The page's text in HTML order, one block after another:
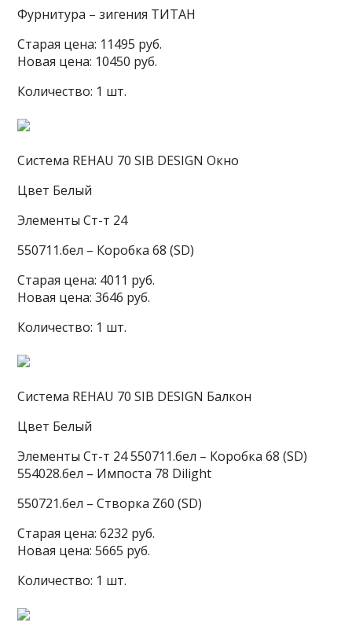
Фурнитура – зигения ТИТАН
Старая цена: 11495 руб.
Новая цена: 10450 руб.
Количество: 1 шт.
Система REHAU 70 SIB DESIGN Окно
Цвет Белый
Элементы Ст-т 24
550711.бел – Коробка 68 (SD)
Старая цена: 4011 руб.
Новая цена: 3646 руб.
Количество: 1 шт.
Система REHAU 70 SIB DESIGN Балкон
Цвет Белый
Элементы Ст-т 24 550711.бел – Коробка 68 (SD)
554028.бел – Импоста 78 Dilight
550721.бел – Створка Z60 (SD)
Старая цена: 6232 руб.
Новая цена: 5665 руб.
Количество: 1 шт.